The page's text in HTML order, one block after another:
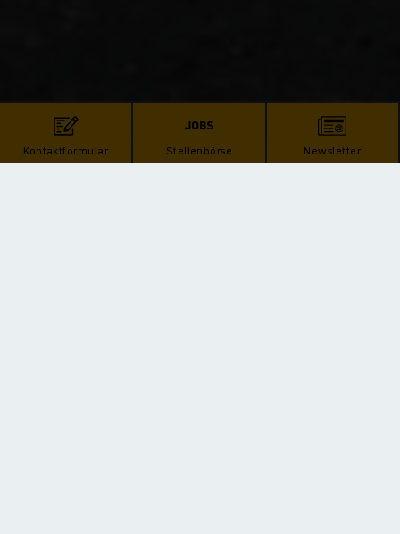
Kontaktformular Stellenbörse Newsletter